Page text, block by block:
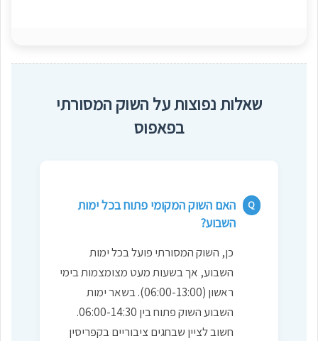
שאלות נפוצות על השוק המסורתי
בפאפוס
Q
האם השוק המקומי פתוח בכל ימות
השבוע?
כן, השוק המסורתי פועל בכל ימות
השבוע, אך בשעות מעט מצומצמות בימי
ראשון (06:00-13:00). בשאר ימות
השבוע השוק פתוח בין 06:00-14:30.
חשוב לציין שבחגים ציבוריים בקפריסין